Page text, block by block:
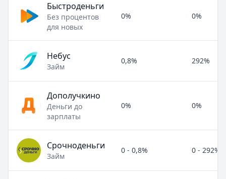
Быстроденьги
Без процентов
для новых
0% 0%
Небус
Займ
0,8% 292%
Дополучкино
Деньги до
зарплаты
0% 0%
Срочноденьги
Займ
0 - 0,8% 0 - 292%